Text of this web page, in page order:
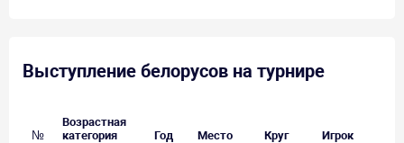
Выступление белорусов на турнире
№
Возрастная
категория
Год Место Круг Игрок